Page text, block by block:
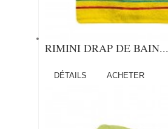
RIMINI DRAP DE BAIN...
DÉTAILS ACHETER